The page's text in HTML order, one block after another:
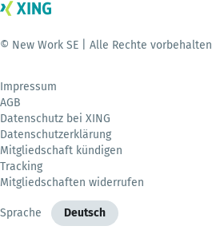
© New Work SE | Alle Rechte vorbehalten
Impressum
AGB
Datenschutz bei XING
Datenschutzerklärung
Mitgliedschaft kündigen
Tracking
Mitgliedschaften widerrufen
Sprache Deutsch